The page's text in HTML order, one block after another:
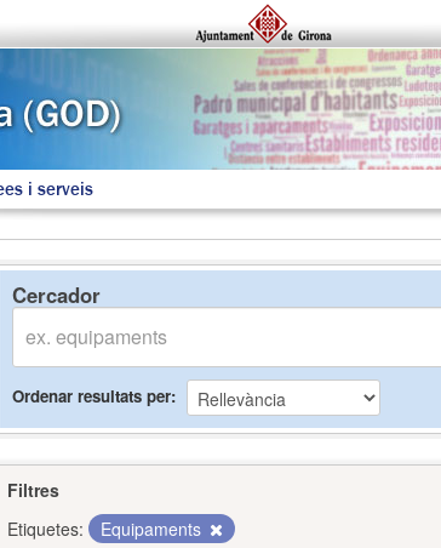
i serveis
Cercador
Ordenar resultats per
Filtres
Etiquetes:
Equipaments